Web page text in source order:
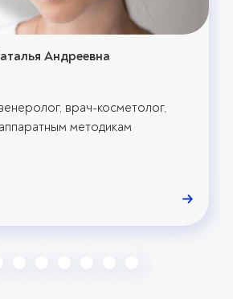
Андреевна
врач-косметолог,
методикам